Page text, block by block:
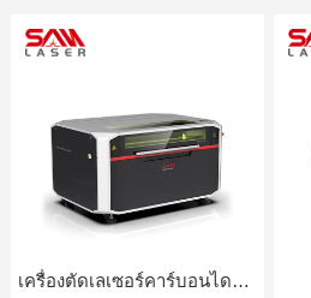
เครื่องตัดเลเซอร์คาร์บอนไดออกไซด์